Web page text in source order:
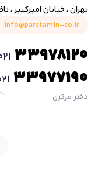
تهران ، خیابان امیرکبیر ، ناظم
info@parstamin-co.ir
33978120
33977190
دفتر مرکزی